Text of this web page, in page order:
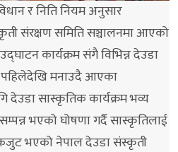
र निति नियम अनुसार
संरक्षण समिति सञ्चालनमा आएको
कार्यक्रम संगै विभिन्न देउडा
पहिलेदेखि मनाउदै आएका
देउडा सास्कृतिक कार्यक्रम भव्य
भएको घोषणा गर्दै सास्कृतिलाई
एकजुट भएको नेपाल देउडा संस्कृती